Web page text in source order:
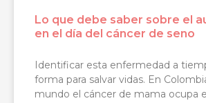
Lo que debe saber sobre el
en el día del cáncer de seno
Identificar esta enfermedad a
forma para salvar vidas. En
mundo el cáncer de mama ocupa